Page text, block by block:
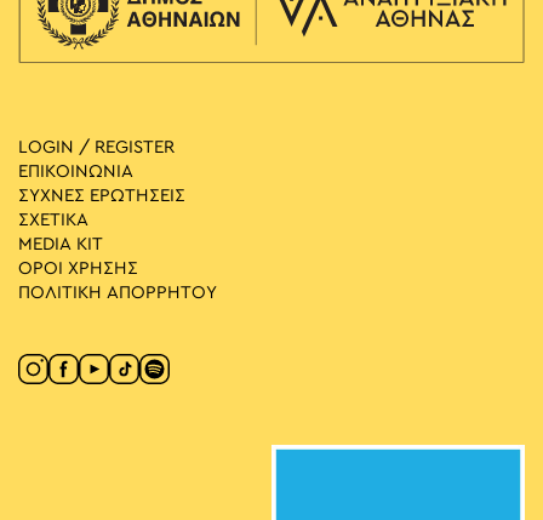
LOGIN / REGISTER
ΕΠΙΚΟΙΝΩΝΙΑ
ΣΥΧΝΕΣ ΕΡΩΤΗΣΕΙΣ
ΣΧΕΤΙΚΑ
MEDIA ΚIT
ΟΡΟΙ ΧΡΗΣΗΣ
ΠΟΛΙΤΙΚΗ ΑΠΟΡΡΗΤΟΥ